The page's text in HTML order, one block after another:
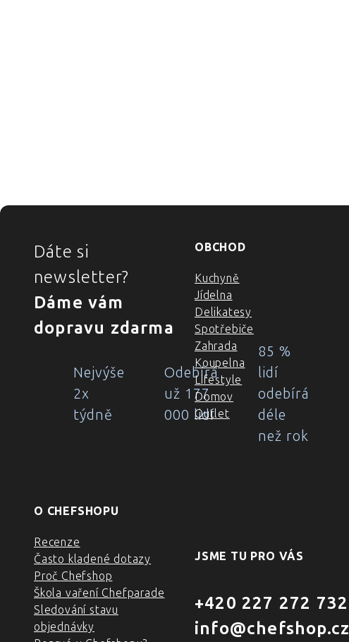
ZÁPATÍ
Dáte si
newsletter?
Dáme vám
dopravu zdarma
Nejvýše
2x
týdně
Odebírá
už 177
000 lidí
85 %
lidí
odebírá
déle
než rok
OBCHOD
Kuchyně
Jídelna
Delikatesy
Spotřebiče
Zahrada
Koupelna
Lifestyle
Domov
Outlet
O CHEFSHOPU
Recenze
Často kladené dotazy
Proč Chefshop
Škola vaření Chefparade
Sledování stavu
objednávky
JSME TU PRO VÁS
+420 227 272 732
info@chefshop.cz